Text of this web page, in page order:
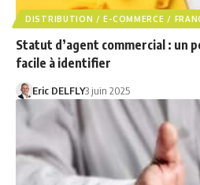
DISTRIBUTION / E-COMMERCE /
Statut d’agent commercial : un
facile à identifier
Eric DELFLY3 juin 2025